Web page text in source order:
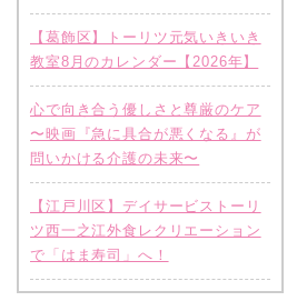
【葛飾区】トーリツ元気いきいき
教室8月のカレンダー【2026年】
心で向き合う優しさと尊厳のケア
〜映画『急に具合が悪くなる』が
問いかける介護の未来〜
【江戸川区】デイサービストーリ
ツ西一之江外食レクリエーション
で「はま寿司」へ！